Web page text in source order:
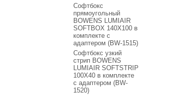
Софтбокс
прямоугольный
BOWENS LUMIAIR
SOFTBOX 140X100 в
комплекте с
адаптером (BW-1515)
Софтбокс узкий
стрип BOWENS
LUMIAIR SOFTSTRIP
100X40 в комплекте
с адаптером (BW-
1520)